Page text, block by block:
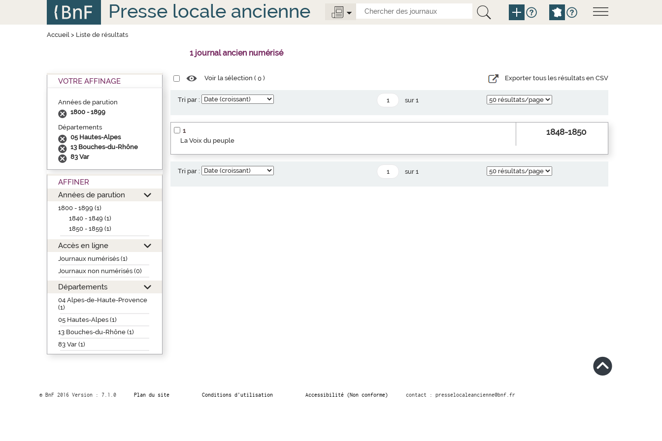
Presse locale ancienne
Accueil> Liste de résultats
1 journal ancien numérisé
VOTRE AFFINAGE
Années de parution
1800 - 1899
Départements
05 Hautes-Alpes
13 Bouches-du-Rhône
83 Var
AFFINER
Années de parution
1800 - 1899 (1)
1840 - 1849 (1)
1850 - 1859 (1)
Accès en ligne
Journaux numérisés (1)
Journaux non numérisés (0)
Départements
04 Alpes-de-Haute-Provence
(1)
05 Hautes-Alpes (1)
13 Bouches-du-Rhône (1)
83 Var (1)
Voir la sélection (0 ) Exporter tous les résultats en CSV
Tri par : sur 1
1
La Voix du peuple
1848-1850
Tri par : sur 1
© BnF 2016 Version : 7.1.0 Plan du site Conditions d’utilisation Accessibilité (Non conforme) contact : presselocaleancienne@bnf.fr
Panneau de gestion des cookies